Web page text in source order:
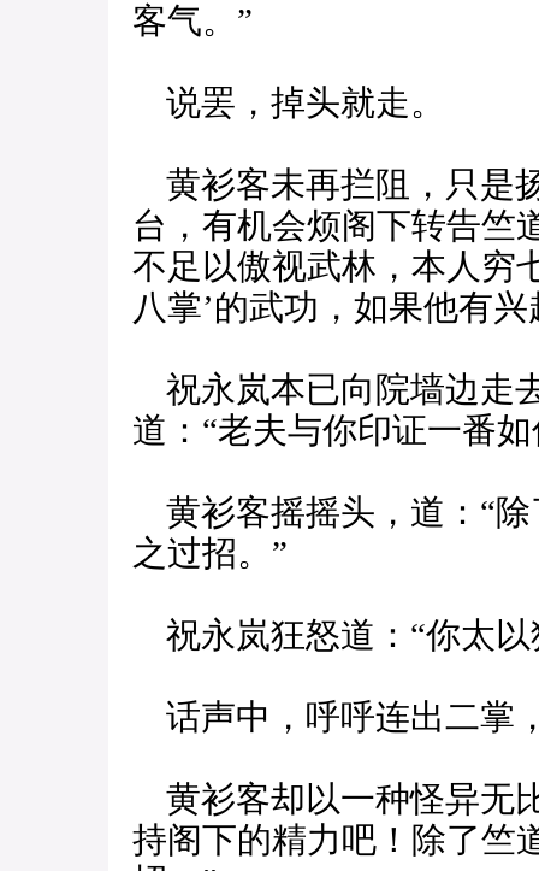
客气。”
说罢，掉头就走。
黄衫客未再拦阻，只是
台，有机会烦阁下转告竺
不足以傲视武林，本人穷
八掌’的武功，如果他有
祝永岚本已向院墙边走
道：“老夫与你印证一番如
黄衫客摇摇头，道：“除
之过招。”
祝永岚狂怒道：“你太以
话声中，呼呼连出二掌
黄衫客却以一种怪异无
持阁下的精力吧！除了竺